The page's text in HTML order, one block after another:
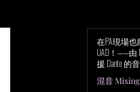
在PA現場
UAD！——由
援 Dante 的
Audio Apollo
混音 Mixing